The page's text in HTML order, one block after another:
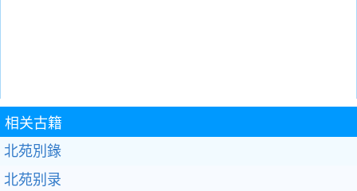
相关古籍
北苑別錄
北苑别录